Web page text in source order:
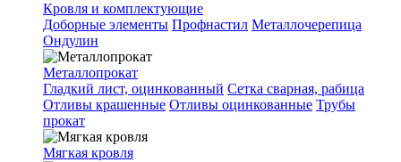
Кровля и комплектующие
Доборные элементы Профнастил Металлочерепица
Ондулин
Металлопрокат
Гладкий лист, оцинкованный Сетка сварная, рабица
Отливы крашенные Отливы оцинкованные Трубы
прокат
Мягкая кровля